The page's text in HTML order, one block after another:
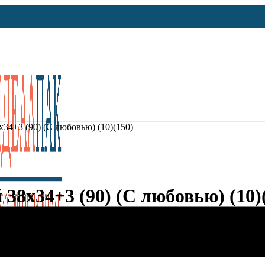
(90) (С любовью) (10)(150)
38х34+3 (90) (С любовью)